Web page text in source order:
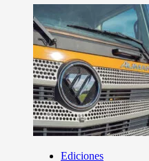
Ediciones